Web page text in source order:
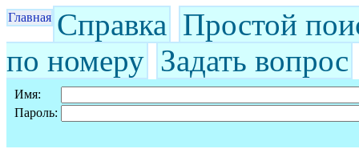
Главная Справка Простой
по номеру Задать вопрос
Имя:
Пароль: